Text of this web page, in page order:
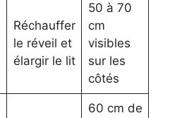
Réchauffer
le réveil et
élargir le lit
50 à 70
cm
visibles
sur les
côtés
60 cm de